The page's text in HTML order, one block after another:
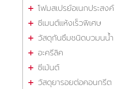
โฟมสเปรย์อเนกประสงค์
ซีเมนต์แห้งเร็วพิเศษ
วัสดุกันซึมชนิดบวมนน้ำ
อะครีลิค
ซีเม้นต์
วัสดุยารอยต่อคอนกรีต